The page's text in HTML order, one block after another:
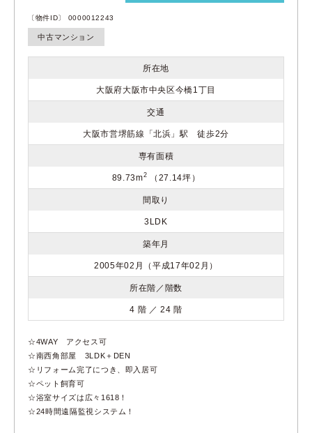
〔物件ID〕 0000012243
中古マンション
所在地
大阪府大阪市中央区今橋1丁目
交通
大阪市営堺筋線「北浜」駅 徒歩2分
専有面積
89.73m2 （27.14坪）
間取り
3LDK
築年月
2005年02月（平成17年02月）
所在階／階数
4 階 ／ 24 階
☆4WAY アクセス可
☆南西角部屋 3LDK＋DEN
☆リフォーム完了につき、即入居可
☆ペット飼育可
☆浴室サイズは広々1618！
☆24時間遠隔監視システム！